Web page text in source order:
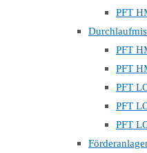
PFT
PFT
PFT
PFT
PFT
PFT